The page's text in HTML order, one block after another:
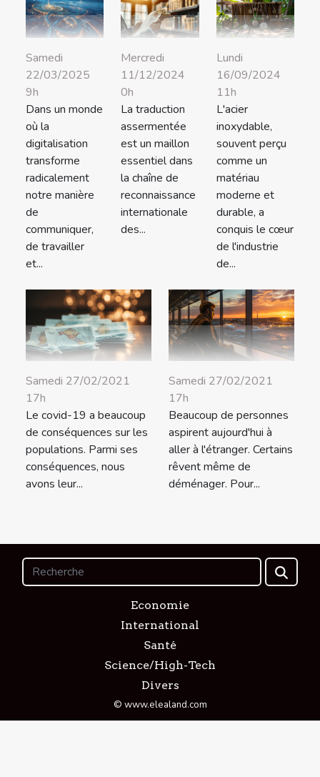
Samedi
22/03/2025
9h
Dans un monde
où la
digitalisation
transforme
radicalement
notre manière
de
communiquer,
de travailler
et...
Mercredi
11/12/2024
0h
La traduction
assermentée
est un maillon
essentiel dans
la chaîne de
reconnaissance
internationale
des...
Lundi
16/09/2024
11h
L'acier
inoxydable,
souvent perçu
comme un
matériau
moderne et
durable, a
conquis le cœur
de l'industrie
de...
Samedi 27/02/2021
17h
Le covid-19 a beaucoup
de conséquences sur les
populations. Parmi ses
conséquences, nous
avons leur...
Samedi 27/02/2021
17h
Beaucoup de personnes
aspirent aujourd'hui à
aller à l'étranger. Certains
rêvent même de
déménager. Pour...
Economie
International
Santé
Science/High-Tech
Divers
© www.elealand.com